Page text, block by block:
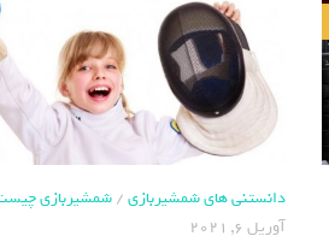
دانستنی های شمشیربازی/شمشیربازی
آوریل 6, 2021